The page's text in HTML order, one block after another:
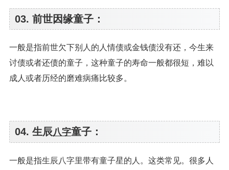
03. 前世因缘童子：
一般是指前世欠下别人的人情债或金钱债没有还，今生来
讨债或者还债的童子，这种童子的寿命一般都很短，难以
成人或者历经的磨难病痛比较多。
04. 生辰八字童子：
一般是指生辰八字里带有童子星的人。这类常见。很多人